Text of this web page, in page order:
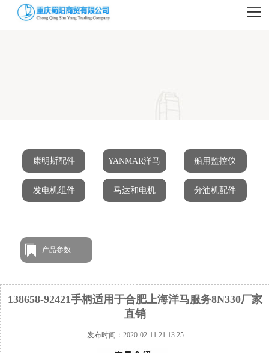
康明斯配件 YANMAR洋马 船用监控仪
发电机组件 马达和电机 分油机配件
产品参数
138658-92421手柄适用于合肥上海洋马服务8N330厂家
直销
发布时间：2020-02-11 21:13:25